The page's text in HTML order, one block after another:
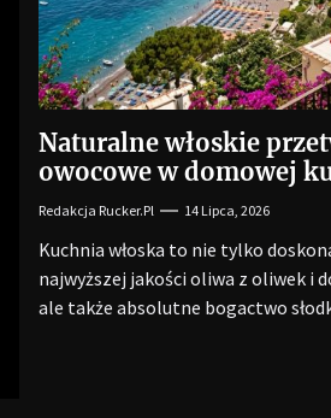
Naturalne włoskie
owocowe w domowej
Redakcja Rucker.pl 14 Lipca, 2026
Kuchnia włoska to nie tylko
najwyższej jakości oliwa z oliwek i
ale także absolutne bogactwo